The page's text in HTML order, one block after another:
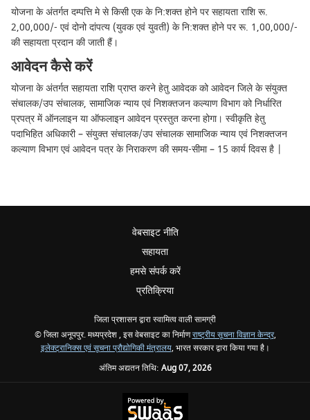
योजना के अंतर्गत दम्‍पत्ति मे से किसी एक के नि:शक्‍त होने पर सहायता राशि रू.
2,00,000/- एवं दोनो दांपत्य (युवक एवं युवती) के नि:शक्‍त होने पर रू. 1,00,000/-
की सहायता प्रदान की जाती हैं।
आवेदन कैसे करें
योजना के अंतर्गत सहायता राशि प्राप्त करने हेतु आवेदक को आवेदन जिले के संयुक्त
संचालक/उप संचालक, सामाजिक न्याय एवं निशक्तजन कल्याण विभाग को निर्धारित
प्रपत्र में ऑनलाइन या ऑफलाइन आवेदन प्रस्तुत करना होगा। स्वीकृति हेतु
पदाभिहित अधिकारी – संयुक्त संचालक/उप संचालक सामाजिक न्याय एवं निशक्तजन
कल्याण विभाग एवं आवेदन पत्र के निराकरण की समय-सीमा – 15 कार्य दिवस है |
वेबसाइट नीति
सहायता
हमसे संपर्क करें
प्रतिक्रिया
जिला प्रशासन द्वारा स्वामित्व वाली सामग्री
© जिला अनूपपुर. मध्यप्रदेश , इस वेबसाइट का निर्माणराष्ट्रीय सूचना विज्ञान केन्द्र,
इलेक्ट्रानिक्स एवं सूचना प्रौद्योगिकी मंत्रालय, भारत सरकार द्वारा किया गया है।
अंतिम अद्यतन तिथि: Aug 07, 2026